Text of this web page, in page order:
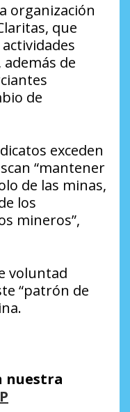
organización
que
de
de
exceden
“mantener
de las minas,
los
mineros”,
voluntad
“patrón de
nuestra